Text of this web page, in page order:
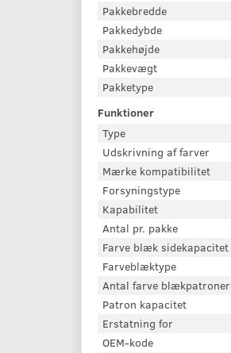
Pakkebredde
Pakkedybde
Pakkehøjde
Pakkevægt
Pakketype
Funktioner
Type
Udskrivning af farver
Mærke kompatibilitet
Forsyningstype
Kapabilitet
Antal pr. pakke
Farve blæk sidekapacitet
Farveblæktype
Antal farve blækpatroner
Patron kapacitet
Erstatning for
OEM-kode